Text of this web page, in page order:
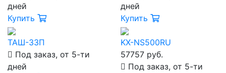
дней
Купить
дней
Купить
ТАШ-33П
Под заказ, от 5-ти
дней
KX-NS500RU
57757 руб.
Под заказ, от 5-ти